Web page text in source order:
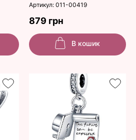
Артикул: 011-00419
879 грн
В кошик